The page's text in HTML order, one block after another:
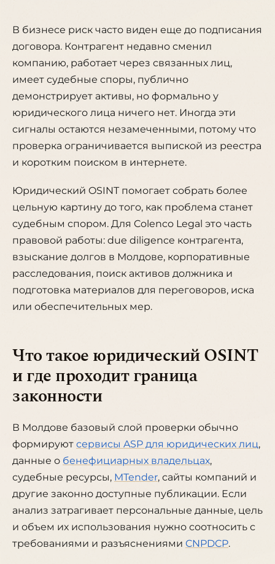
В бизнесе риск часто виден еще до подписания
договора. Контрагент недавно сменил
компанию, работает через связанных лиц,
имеет судебные споры, публично
демонстрирует активы, но формально у
юридического лица ничего нет. Иногда эти
сигналы остаются незамеченными, потому что
проверка ограничивается выпиской из реестра
и коротким поиском в интернете.
Юридический OSINT помогает собрать более
цельную картину до того, как проблема станет
судебным спором. Для Colenco Legal это часть
правовой работы: due diligence контрагента,
взыскание долгов в Молдове, корпоративные
расследования, поиск активов должника и
подготовка материалов для переговоров, иска
или обеспечительных мер.
Что такое юридический OSINT
и где проходит граница
законности
В Молдове базовый слой проверки обычно
формируют сервисы ASP для юридических лиц,
данные о бенефициарных владельцах,
судебные ресурсы, MTender, сайты компаний и
другие законно доступные публикации. Если
анализ затрагивает персональные данные, цель
и объем их использования нужно соотносить с
требованиями и разъяснениями CNPDCP.